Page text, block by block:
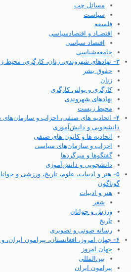
مسائل چپ
سیاست
فلسفه
اقتصـاد و اقتصاد‌سیاسی
اقتصاد سیاسی
جامعه‌شناسی
۳- نهادهای شهروندی، زنان، کارگری، محیط زیست، و حقوق بشر
حقوق بشر
زنان
کارگری و بولتن کارگری
نهادهای شهروندی
محیط زیست
۴- اتحادیه های صنفی، احزاب و سازمان‌های
دانشجویی و دانش‌آموزی
اتحادیه ها و کانون های صنفی
احزاب و سازمان‌های سیاسی
گفتگوها و میزگردها
دانشجویی و دانش‌آموزی
۵- هنر و ادبیات، علوم، تاریخ، ورزشی و
گوناگون
هنر و ادبیات
شعر
ورزش و جوانان
تاریخ
رسانه صوتی و تصویری
۶- جهان امروز، افغانستان، پیرامون ایران، و نظرات شما
جهان امروز
بین‌المللی
پیرامون ایران